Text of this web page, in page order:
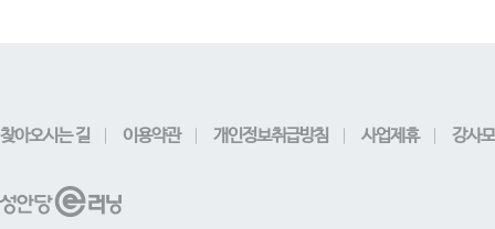
찾아오시는 길 이용약관 개인정보취급방침 사업제휴 강사